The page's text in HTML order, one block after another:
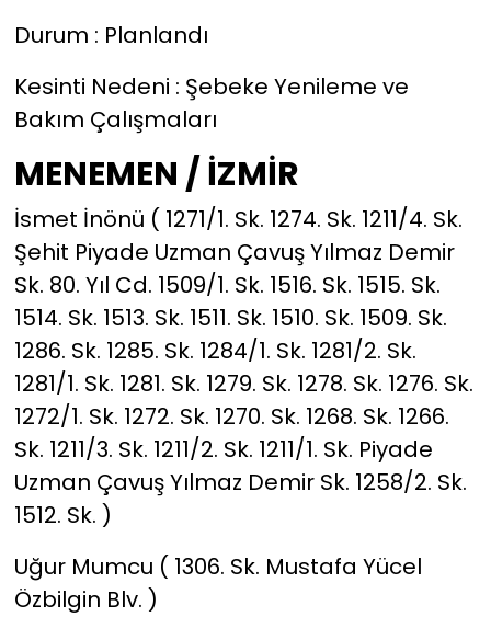
Durum : Planlandı
Kesinti Nedeni : Şebeke Yenileme ve
Bakım Çalışmaları
MENEMEN / İZMİR
İsmet İnönü ( 1271/1. Sk. 1274. Sk. 1211/4. Sk.
Şehit Piyade Uzman Çavuş Yılmaz Demir
Sk. 80. Yıl Cd. 1509/1. Sk. 1516. Sk. 1515. Sk.
1514. Sk. 1513. Sk. 1511. Sk. 1510. Sk. 1509. Sk.
1286. Sk. 1285. Sk. 1284/1. Sk. 1281/2. Sk.
1281/1. Sk. 1281. Sk. 1279. Sk. 1278. Sk. 1276. Sk.
1272/1. Sk. 1272. Sk. 1270. Sk. 1268. Sk. 1266.
Sk. 1211/3. Sk. 1211/2. Sk. 1211/1. Sk. Piyade
Uzman Çavuş Yılmaz Demir Sk. 1258/2. Sk.
1512. Sk. )
Uğur Mumcu ( 1306. Sk. Mustafa Yücel
Özbilgin Blv. )